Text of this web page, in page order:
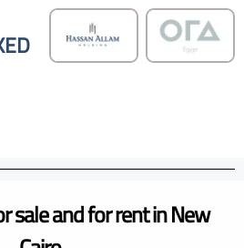
sale and for rent in New